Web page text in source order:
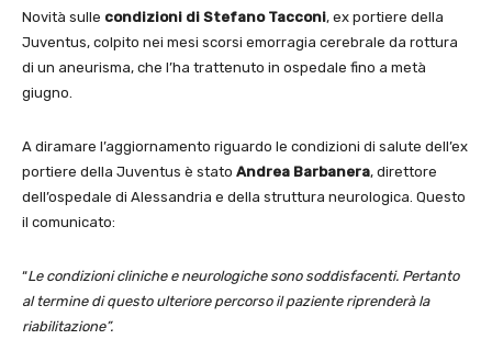
Novità sulle condizioni di Stefano Tacconi, ex portiere della
Juventus, colpito nei mesi scorsi emorragia cerebrale da rottura
di un aneurisma, che l’ha trattenuto in ospedale fino a metà
giugno.
A diramare l’aggiornamento riguardo le condizioni di salute dell’ex
portiere della Juventus è stato Andrea Barbanera, direttore
dell’ospedale di Alessandria e della struttura neurologica. Questo
il comunicato:
“Le condizioni cliniche e neurologiche sono soddisfacenti. Pertanto
al termine di questo ulteriore percorso il paziente riprenderà la
riabilitazione”.